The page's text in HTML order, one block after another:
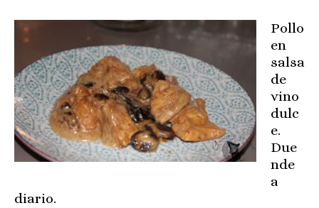
Pollo
en
salsa
de
vino
dulc
e.
Due
nde
a
diario.